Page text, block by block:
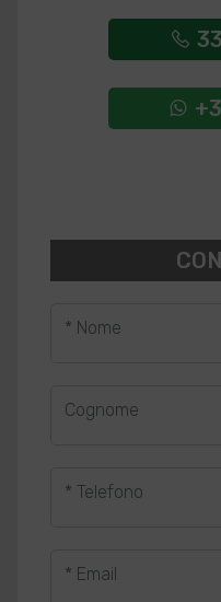
* Nome
Cognome
* Telefono
* Email